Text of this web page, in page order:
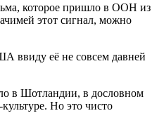
которое пришло в ООН из
этот сигнал, можно
ввиду её не совсем давней
в Шотландии, в дословном
Но это чисто